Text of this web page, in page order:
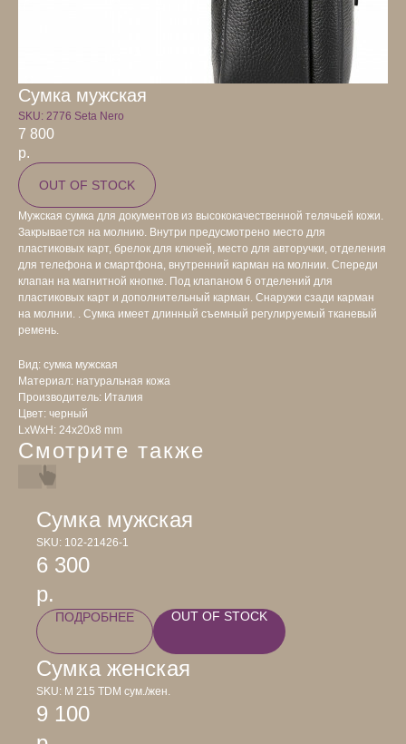
Сумка мужская
SKU: 2776 Seta Nero
7 800
р.
OUT OF STOCK
Мужская сумка для документов из высококачественной телячьей кожи.
Закрывается на молнию. Внутри предусмотрено место для
пластиковых карт, брелок для ключей, место для авторучки, отделения
для телефона и смартфона, внутренний карман на молнии. Спереди
клапан на магнитной кнопке. Под клапаном 6 отделений для
пластиковых карт и дополнительный карман. Снаружи сзади карман
на молнии. . Сумка имеет длинный съемный регулируемый тканевый
ремень.
Вид: сумка мужская
Материал: натуральная кожа
Производитель: Италия
Цвет: черный
LxWxH: 24x20x8 mm
Смотрите также
Сумка мужская
SKU: 102-21426-1
6 300
р.
ПОДРОБНЕЕ OUT OF STOCK
Сумка женская
SKU: М 215 TDM сум./жен.
9 100